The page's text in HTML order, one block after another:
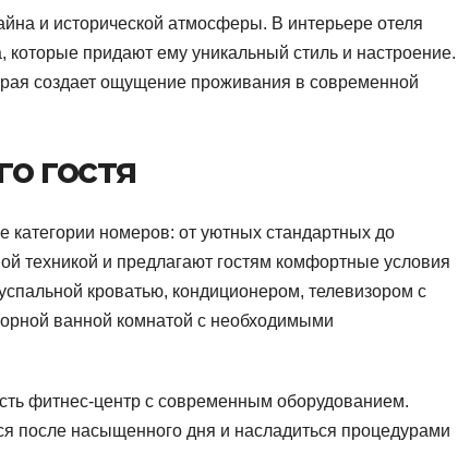
и исторической атмосферы. В интерьере отеля
придают ему уникальный стиль и настроение.
создает ощущение проживания в современной
гостя
номеров: от уютных стандартных до
техникой и предлагают гостям комфортные условия
кроватью, кондиционером, телевизором с
ванной комнатой с необходимыми
фитнес-центр с современным оборудованием.
после насыщенного дня и насладиться процедурами